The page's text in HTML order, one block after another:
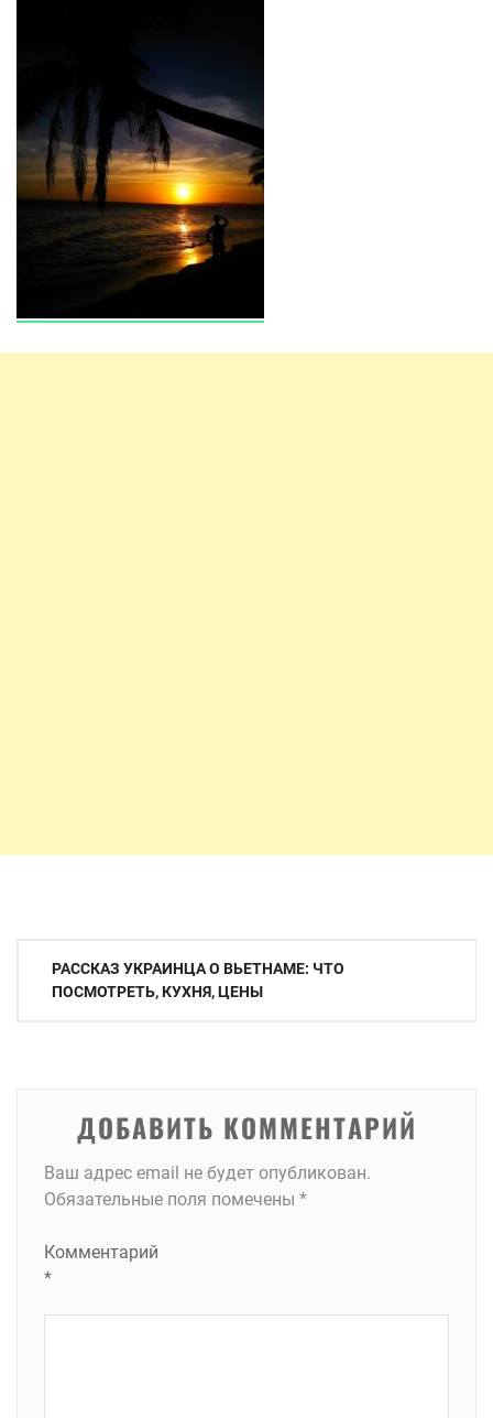
Навигация
РАССКАЗ УКРАИНЦА О ВЬЕТНАМЕ: ЧТО
ПОСМОТРЕТЬ, КУХНЯ, ЦЕНЫ
ДОБАВИТЬ КОММЕНТАРИЙ
Ваш адрес email не будет опубликован.
Обязательные поля помечены *
Комментарий
*